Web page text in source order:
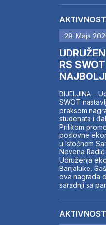
29. Maja
RS
BIJELJINA –
SWOT
praksom
studenata i
Prilikom
poslovne
u Istočnom
Nevena
Udruženja
Banjaluke,
ova nagrada
saradnji sa